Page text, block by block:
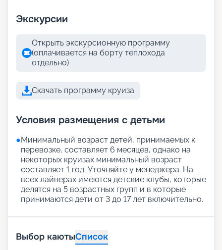
Экскурсии
Открыть экскурсионную программу
(оплачивается на борту теплохода
отдельно)
Скачать программу круиза
Условия размещения с детьми
●Минимальный возраст детей, принимаемых к
перевозке, составляет 6 месяцев, однако на
некоторых круизах минимальный возраст
составляет 1 год. Уточняйте у менеджера. На
всех лайнерах имеются детские клубы, которые
делятся на 5 возрастных групп и в которые
принимаются дети от 3 до 17 лет включительно.
Выбор каютыСписок